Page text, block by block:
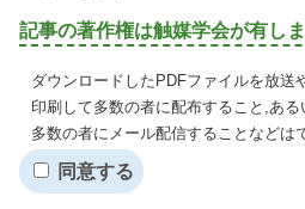
記事の著作権は触媒学会が有しま
ダウンロードしたPDFファイルを放
印刷して多数の者に配布すること,ある
多数の者にメール配信することなどは
同意する